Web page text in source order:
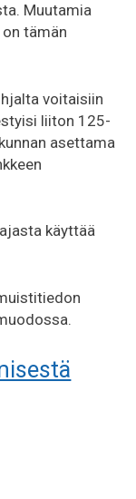
Muutamia
tämän
voitaisiin
liiton 125-
asettama
käyttää